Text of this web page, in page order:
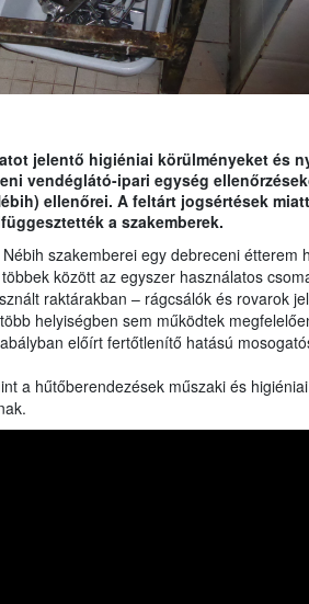
jelentő higiéniai körülményeket és
vendéglátó-ipari egység
ellenőrei. A feltárt jogsértések
a szakemberek.
szakemberei egy debreceni étterem
között az egyszer használatos
raktárakban – rágcsálók és rovarok
helyiségben sem működtek
előírt fertőtlenítő hatású
a hűtőberendezések műszaki és